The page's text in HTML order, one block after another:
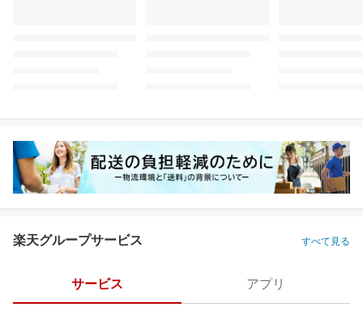
楽天グループサービス すべて見る
サービス アプリ